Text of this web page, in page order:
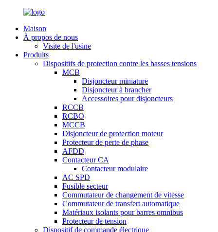
Maison
À propos de nous
Visite de l'usine
Produits
Dispositifs de protection contre les basses tensions
MCB
Disjoncteur miniature
Disjoncteur à brancher
Accessoires pour disjoncteurs
RCCB
RCBO
MCCB
Disjoncteur de protection moteur
Protecteur de perte de phase
AFDD
Contacteur CA
Contacteur modulaire
AC SPD
Fusible secteur
Commutateur de changement de vitesse
Commutateur de transfert automatique
Matériaux isolants pour barres omnibus
Protecteur de tension
Dispositif de commande électrique